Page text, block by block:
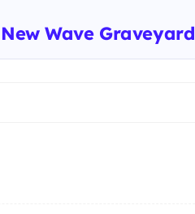
Wave Graveyard